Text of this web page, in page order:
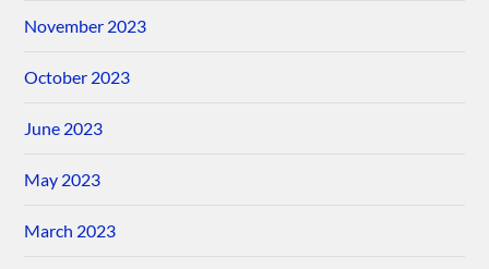
November 2023
October 2023
June 2023
May 2023
March 2023